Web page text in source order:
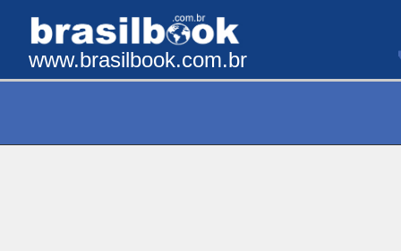
www.brasilbook.com.br